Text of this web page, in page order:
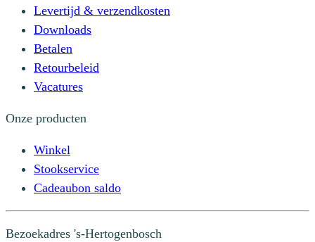
Levertijd & verzendkosten
Downloads
Betalen
Retourbeleid
Vacatures
Onze producten
Winkel
Stookservice
Cadeaubon saldo
Bezoekadres 's-Hertogenbosch